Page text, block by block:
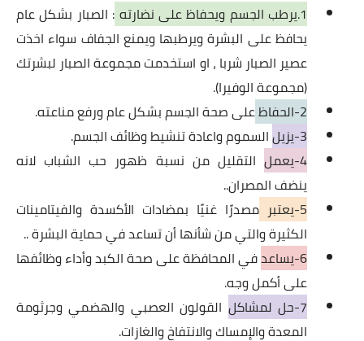
1.يرطب الجسم ويحفاظ على نضارته
: الصبار بشكل عام
يحافظ على البشرة ويرطبها ويمنع الجفاف سواء اخذت
عصير الصبار شربا ، او استخدمت مجموعة الصبار لبشرتك
(مجموعة الوفيرا).
2-الحفاظ
على صحة الجسم بشكل عام ورفع مناعته.
3-يزيل
السموم واعادة تنشيط وظائف الجسم.
4-يعمل
التقليل من نسبة ظهور حب الشباب لانه
ينضف المصران..
5-يعتبر
مصدرًا غنيًا بمضادات الأكسدة والفيتامينات
الكثيرة والتي من شأنها أن تساعد في حماية البشرة ..
6-يساعد
في المحافظة على صحة الكبد وأداء وظائفها
على أكمل وجه.
7-حل لمشاكل
القولون العصبي والهضمي وجرثومة
المعدة والإمساك والانتفاخ والغازات.